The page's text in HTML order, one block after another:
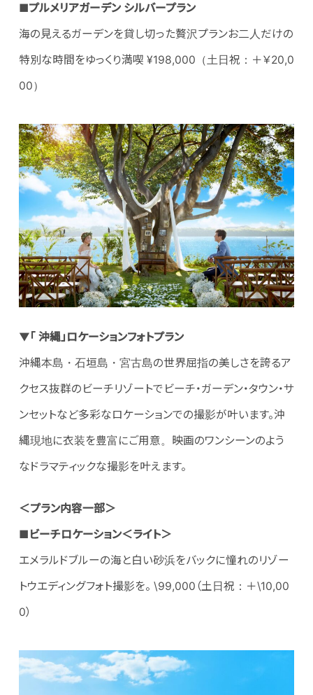
■プルメリアガーデン シルバープラン
海の見えるガーデンを貸し切った贅沢プランお二人だけの
特別な時間をゆっくり満喫 ¥198,000（土日祝：＋￥20,0
00）
▼「 沖縄」ロケーションフォトプラン
沖縄本島・石垣島・宮古島の世界屈指の美しさを誇るア
クセス抜群のビーチリゾートでビーチ・ガーデン・タウン・サ
ンセットなど多彩なロケーションでの撮影が叶います。沖
縄現地に衣装を豊富にご用意。映画のワンシーンのよう
なドラマティックな撮影を叶えます。
＜プラン内容一部＞
■ビーチロケーション＜ライト＞
エメラルドブルーの海と白い砂浜をバックに憧れのリゾー
トウエディングフォト撮影を。 \99,000（土日祝：＋\10,00
0）